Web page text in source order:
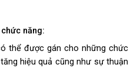
năng:
thể được gán cho những chức
hiệu quả cũng như sự thuận